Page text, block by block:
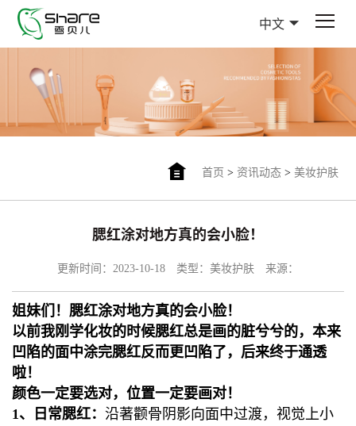
中文
首页 > 资讯动态> 美妆护肤
腮红涂对地方真的会小脸！
更新时间：2023-10-18 类型：美妆护肤 来源：
姐妹们！腮红涂对地方真的会小脸！
以前我刚学化妆的时候腮红总是画的脏兮兮的，本来
凹 陷的面中涂完腮红反而更凹陷了， 后来终于通透
啦！
颜色一定要选对，位置一定要画对！
1、日常腮红： 沿著颧骨阴影向面中过渡，视觉上小